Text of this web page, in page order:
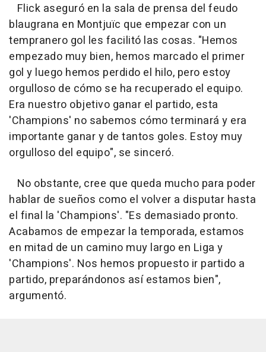
Flick aseguró en la sala de prensa del feudo
blaugrana en Montjuïc que empezar con un
tempranero gol les facilitó las cosas. "Hemos
empezado muy bien, hemos marcado el primer
gol y luego hemos perdido el hilo, pero estoy
orgulloso de cómo se ha recuperado el equipo.
Era nuestro objetivo ganar el partido, esta
'Champions' no sabemos cómo terminará y era
importante ganar y de tantos goles. Estoy muy
orgulloso del equipo", se sinceró.
No obstante, cree que queda mucho para poder
hablar de sueños como el volver a disputar hasta
el final la 'Champions'. "Es demasiado pronto.
Acabamos de empezar la temporada, estamos
en mitad de un camino muy largo en Liga y
'Champions'. Nos hemos propuesto ir partido a
partido, preparándonos así estamos bien",
argumentó.